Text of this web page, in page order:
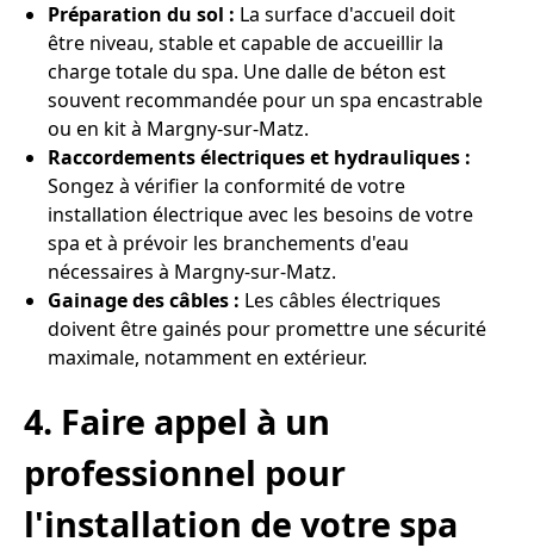
Préparation du sol : La surface d'accueil doit
être niveau, stable et capable de accueillir la
charge totale du spa. Une dalle de béton est
souvent recommandée pour un spa encastrable
ou en kit à Margny-sur-Matz.
Raccordements électriques et hydrauliques :
Songez à vérifier la conformité de votre
installation électrique avec les besoins de votre
spa et à prévoir les branchements d'eau
nécessaires à Margny-sur-Matz.
Gainage des câbles : Les câbles électriques
doivent être gainés pour promettre une sécurité
maximale, notamment en extérieur.
4. Faire appel à un
professionnel pour
l'installation de votre spa